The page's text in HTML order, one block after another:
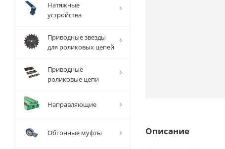
Описание
Натяжные
устройства
Приводные звезды
для роликовых цепей
Приводные
роликовые цепи
Направляющие
Обгонные муфты